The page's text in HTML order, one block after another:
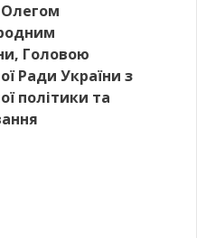
Олегом
Головою
Ради України з
політики та